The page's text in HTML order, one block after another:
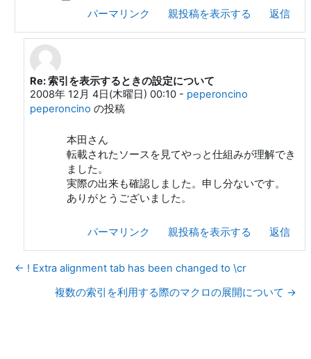
パーマリンク
親投稿を表示する 返信
本田 知亮 への返信
Re: 索引を表示するときの設定について
2008年 12月 4日(木曜日) 00:10- peperoncino
peperoncino の投稿
本田さん
転載されたソースを見てやっと仕組みが理解でき
ました。
実際の出来も確認しました。申し分ないです。
ありがとうございました。
パーマリンク 親投稿を表示する 返信
← ! Extra alignment tab has been changed to \cr
複数の索引を利用する際のマクロの展開について →